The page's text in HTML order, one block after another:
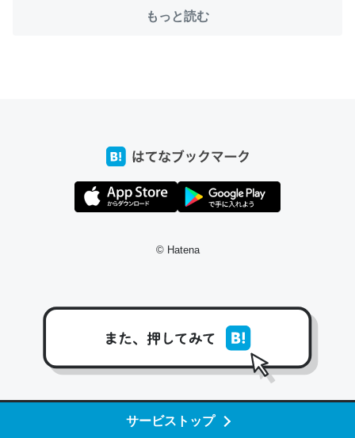
サービストップ
回線代ほとんどかからないですよ。参考：
これ作ろう。/早速夕食に作った！本当にスナップえんどう
が止まらなくなった…！生のにんにくが結構効いてるの
ーリックパウダーで代用してもいいかも。
スペインにもアリオリソースがあり、それも美味しいんだ
けど、読み方が違うだけで同じものを指すのか、また違う
もっと読む
© Hatena